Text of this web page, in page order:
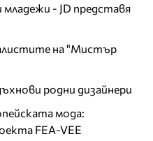
младежи - JD представя
на "Мистър
родни дизайнери
мода:
FEA-VEE